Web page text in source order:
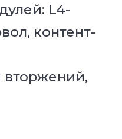
L4-
контент-